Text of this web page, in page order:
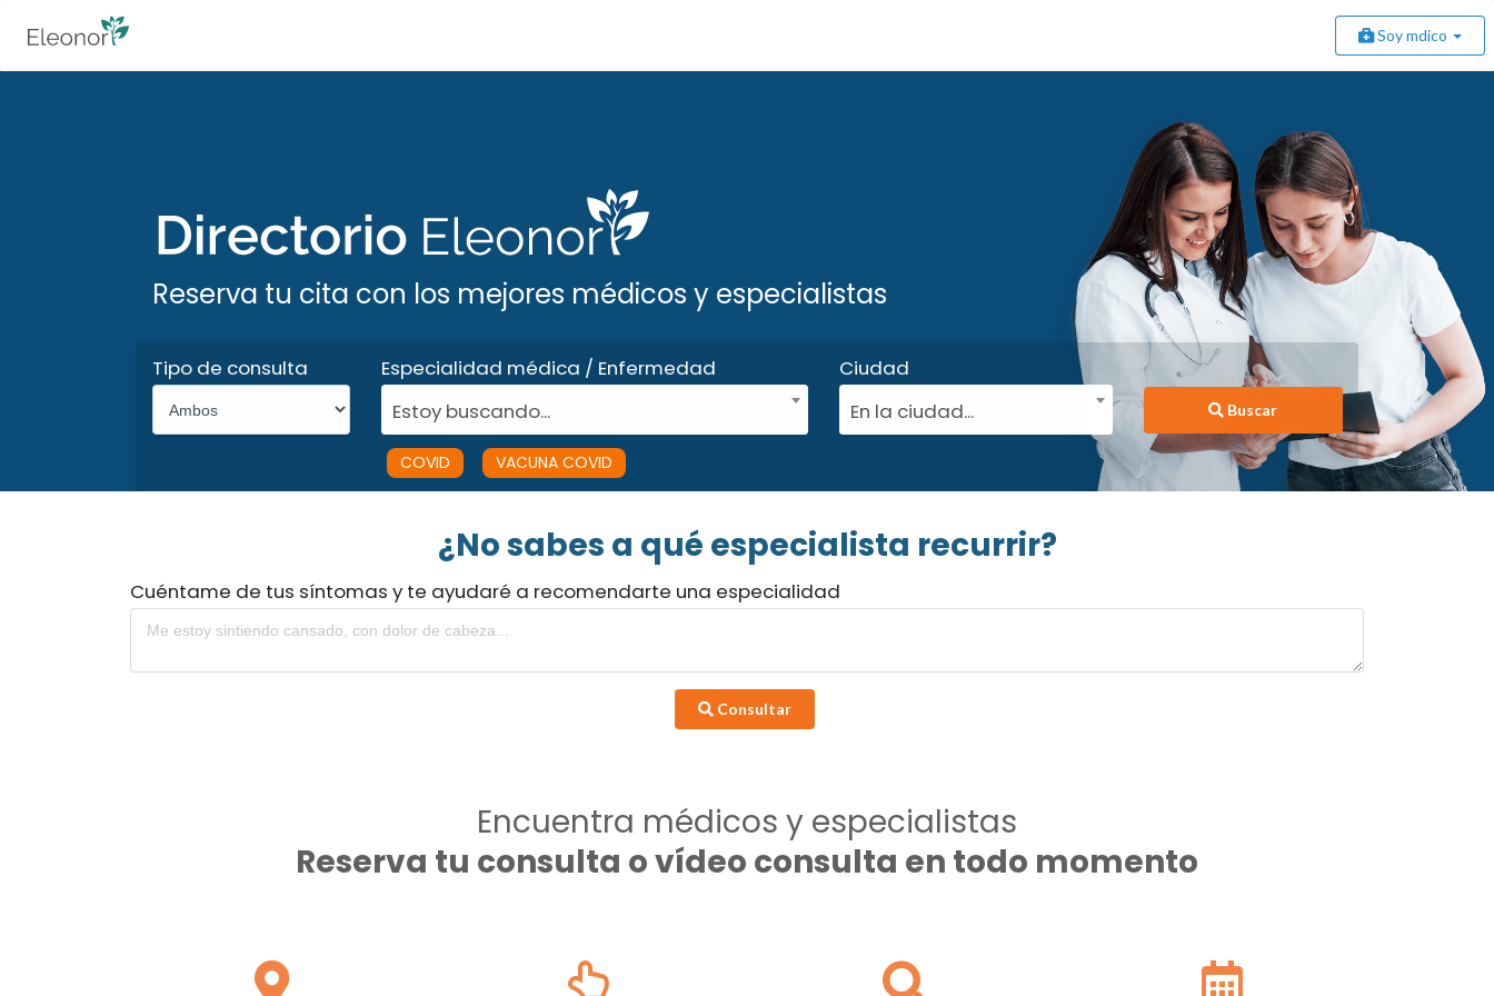
Soy mdico
Reserva tu cita con los mejores médicos y especialistas
Tipo de consulta
Especialidad médica / Enfermedad
Estoy buscando...
COVID VACUNA COVID
Ciudad
En la ciudad...
Buscar
¿No sabes a qué especialista recurrir?
Cuéntame de tus síntomas y te ayudaré a recomendarte una especialidad
Consultar
Encuentra médicos y especialistas
Reserva tu consulta o vídeo consulta en todo momento